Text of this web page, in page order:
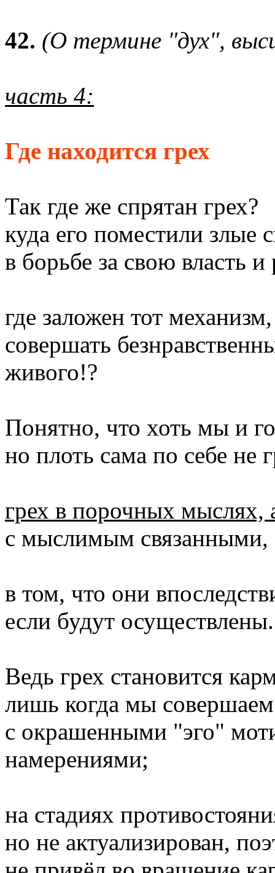
42. (О термине "дух",
часть 4:
Где находится грех
Так где же спрятан грех?
куда его поместили злые
в борьбе за свою власть и
где заложен тот
совершать
живого!?
Понятно, что хоть мы и
но плоть сама по себе не
грех в порочных мыслях,
с мыслимым связанными,
в том, что они
если будут осуществлены.
Ведь грех становится
лишь когда мы
с окрашенными "эго"
намерениями;
на стадиях
но не актуализирован,